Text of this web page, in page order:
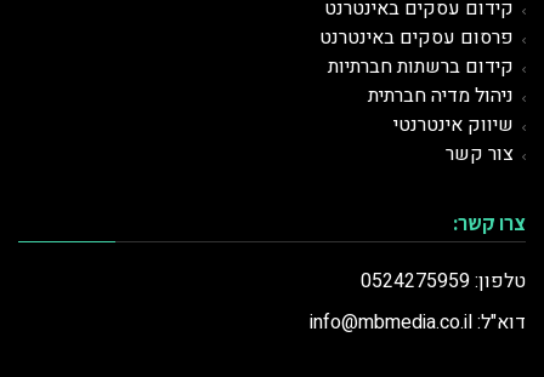
קידום עסקים באינטרנט
פרסום עסקים באינטרנט
קידום ברשתות חברתיות
ניהול מדיה חברתית
שיווק אינטרנטי
צור קשר
צרו קשר:
טלפון: 0524275959
דוא"ל: info@mbmedia.co.il